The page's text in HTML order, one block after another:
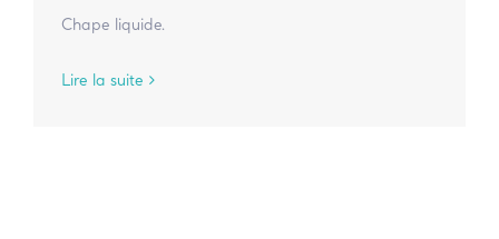
Chape liquide.
Lire la suite